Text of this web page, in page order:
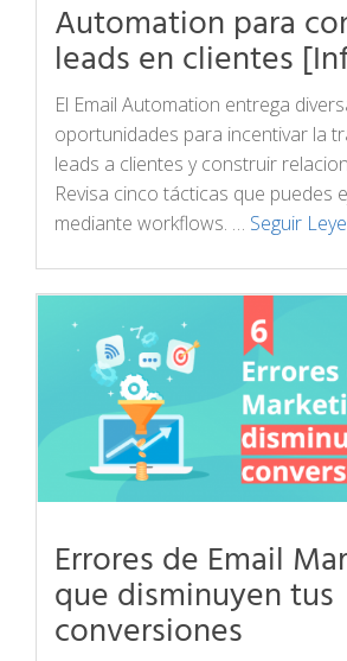
Automation para
leads en clientes
El Email Automation entrega
oportunidades para incentivar la
leads a clientes y construir
Revisa cinco tácticas que puedes
mediante workflows. … Seguir
Errores de Email
que disminuyen tus
conversiones